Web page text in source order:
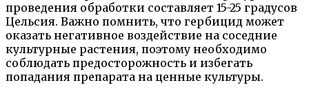
проведения обработки составляет 15-25 градусов
Цельсия. Важно помнить, что гербицид может
оказать негативное воздействие на соседние
культурные растения, поэтому необходимо
соблюдать предосторожность и избегать
попадания препарата на ценные культуры.